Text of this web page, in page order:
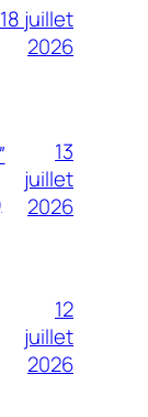
18 juillet
2026
13
juillet
2026
12
juillet
2026